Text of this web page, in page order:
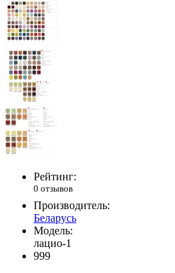
Рейтинг:
0 отзывов
Производитель:
Беларусь
Модель:
лацио-1
999